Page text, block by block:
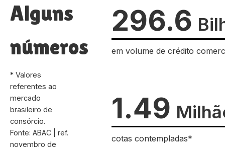
Alguns
números
* Valores
referentes ao
mercado
brasileiro de
consórcio.
Fonte: ABAC | ref.
novembro de
296.6
em volume de crédito
1.49
cotas contempladas*